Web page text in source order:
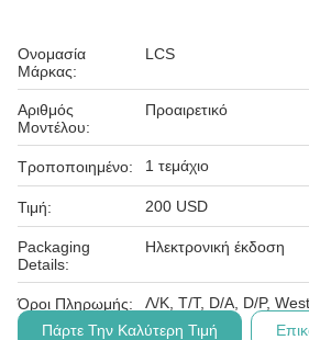
Ονομασία
Μάρκας:
LCS
Αριθμός
Μοντέλου:
Προαιρετικό
Τροποποιημένο: 1 τεμάχιο
Τιμή: 200 USD
Packaging
Details:
Ηλεκτρονική έκδοση
Όροι Πληρωμής:
Λ/Κ, Τ/Τ, D/A, D/P,
Πάρτε Την Καλύτερη Τιμή